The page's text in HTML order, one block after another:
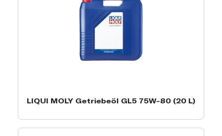
LIQUI MOLY Getriebeöl GL5 75W-80 (20 L)